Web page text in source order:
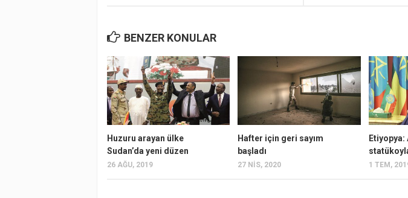
BENZER KONULAR
Huzuru arayan ülke
Sudan’da yeni düzen
26 AĞU, 2019
Hafter için geri sayım
başladı
27 NIS, 2020
Etiyopya:
1 TEM,